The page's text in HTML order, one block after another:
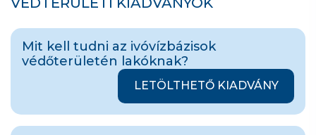
Mit kell tudni az ivóvízbázisok
védőterületén lakóknak?
LETÖLTHETŐ KIADVÁNY